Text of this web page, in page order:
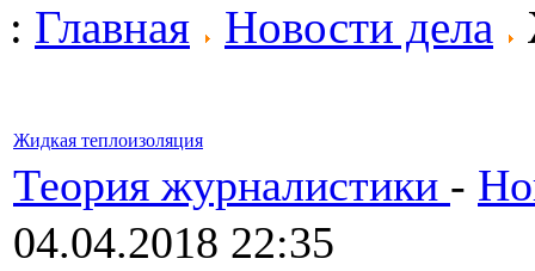
: Главная Новости дела
Жидкая теплоизоляция
Теория журналистики -
04.04.2018 22:35